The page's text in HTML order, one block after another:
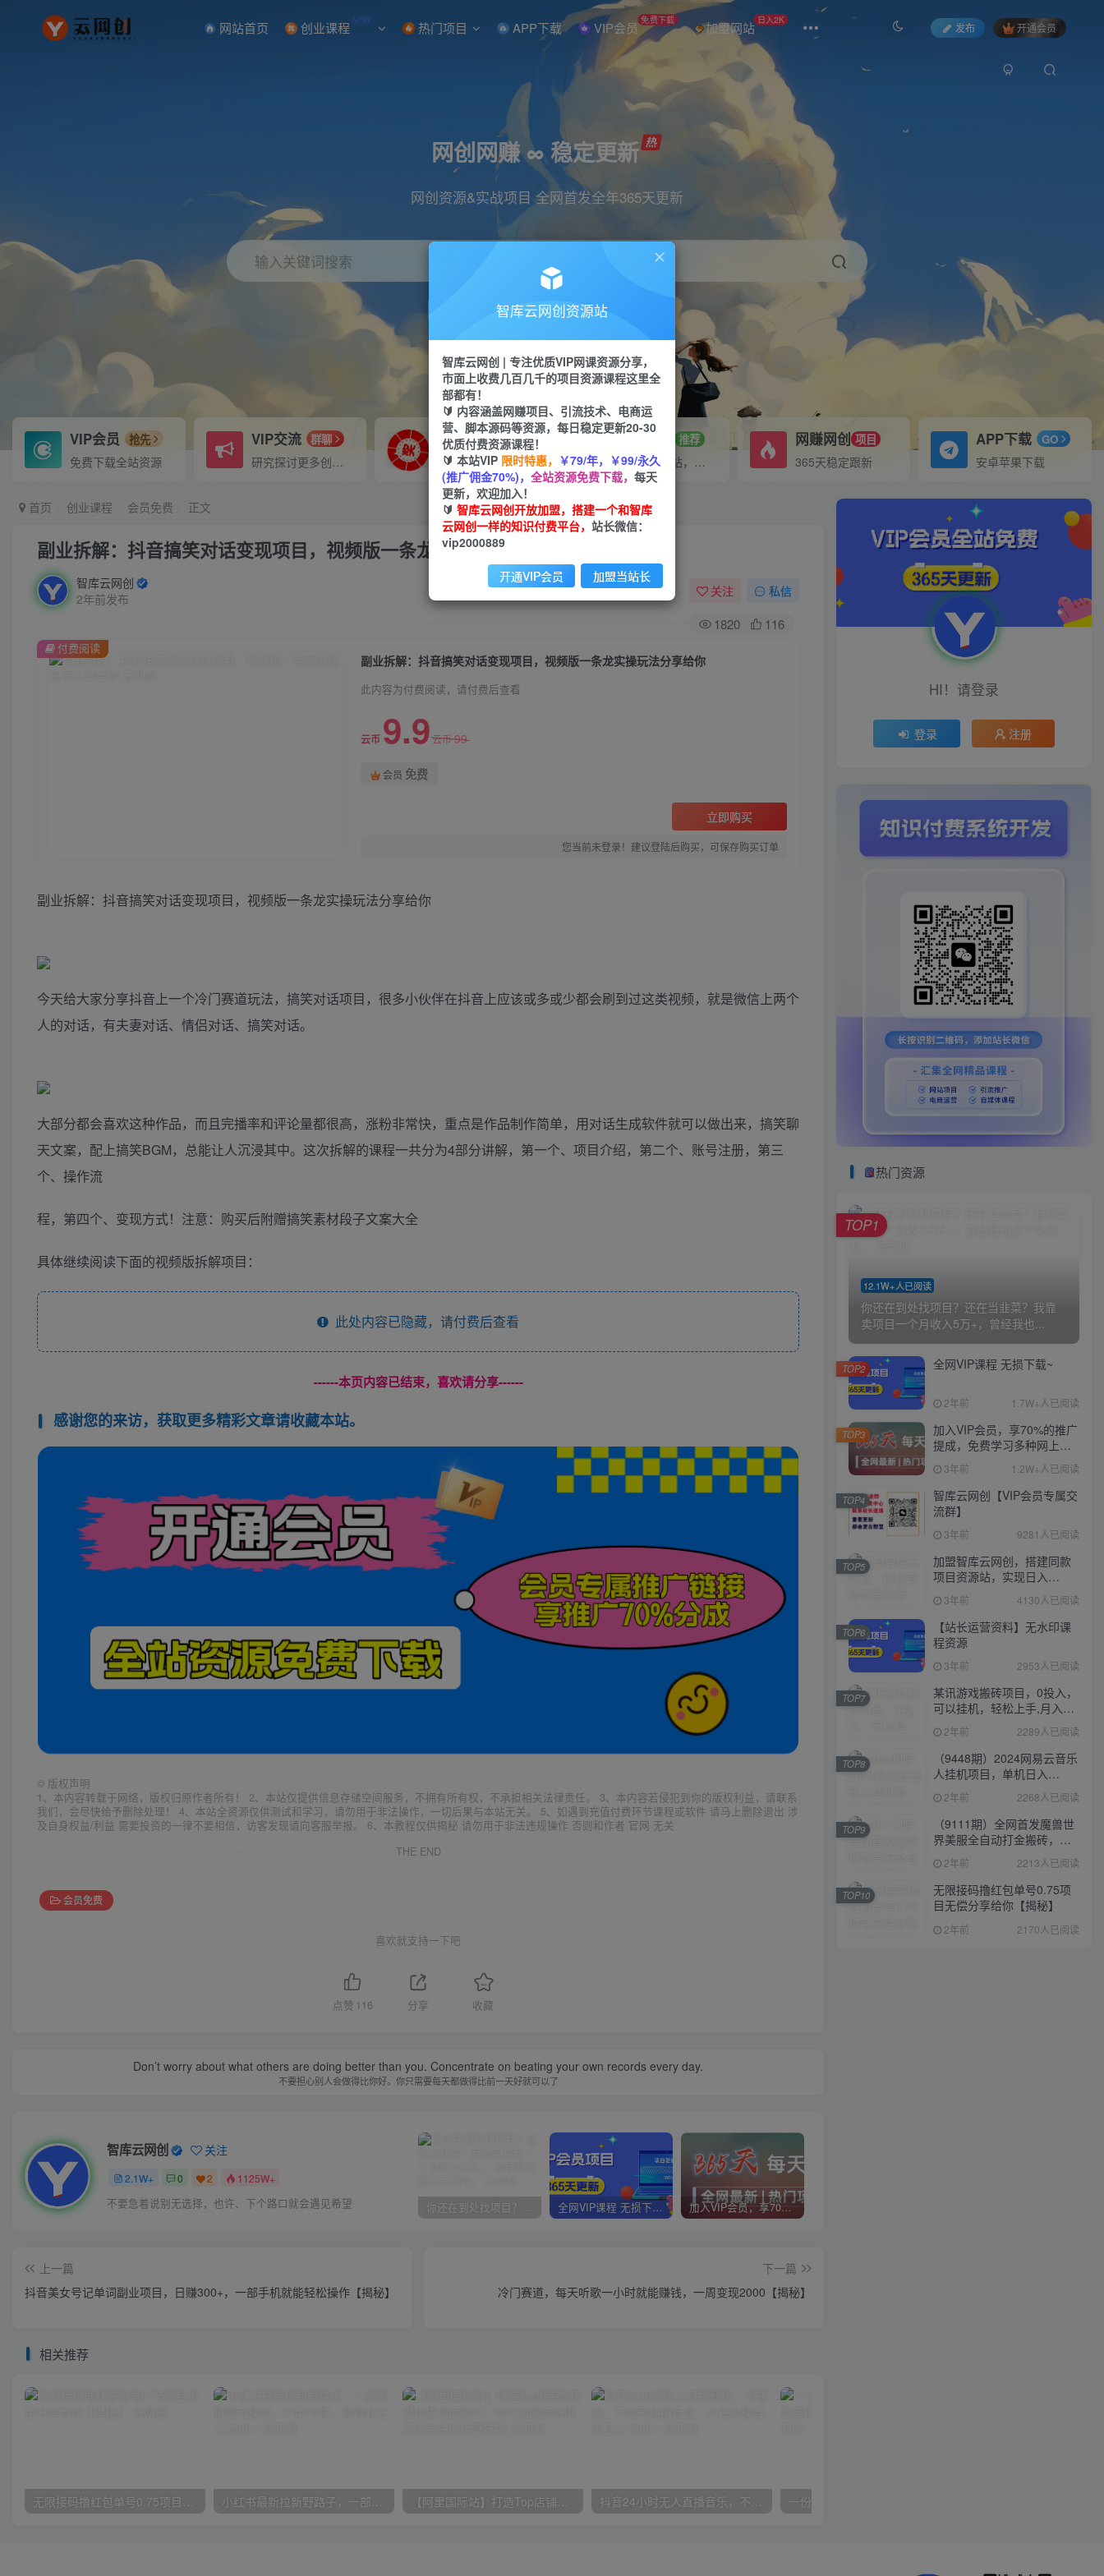
网站首页 创业课程 NEW 热门项目 APP下载 VIP会员 免费下载 加盟网站 日入2K
发布 开通会员
网创网赚 ∞ 稳定更新
网创资源&实战项目 全网首发全年365天更新
输入关键词搜索
直播 小红书 剪辑
VIP会员 抢先
免费下载全站资源
VIP交流 群聊
研究探讨更多创业项目路子。
VIP推广
70%分佣
会员专属推广链接
招募站长 推荐
搭建同款网站，自己当老板
网赚网创 项目
365天稳定跟新
APP下载 GO
安卓苹果下载
首页 创业课程 会员免费 正文
副业拆解：抖音搞笑对话变现项目，视频版一条龙实操玩法分享给你
智库云网创
2年前发布
关注 私信
1820 116
副业拆解：抖音搞笑对话变现项目，视频版一条龙实操玩法分享给你
此内容为付费阅读，请付费后查看
云币 9.9云币99
会员 免费
立即购买
您当前未登录！建议登陆后购买，可保存购买订单
付费阅读
副业拆解：抖音搞笑对话变现项目，视频版一条龙实操玩法分享给你
今天给大家分享抖音上一个冷门赛道玩法，搞笑对话项目，很多小伙伴在抖音上应该或多或少都会刷到过这类视频，就是微信上两个
人的对话，有夫妻对话、情侣对话、搞笑对话。
大部分都会喜欢这种作品，而且完播率和评论量都很高，涨粉非常快，重点是作品制作简单，用对话生成软件就可以做出来，搞笑聊
天文案，配上搞笑BGM，总能让人沉浸其中。这次拆解的课程一共分为4部分讲解，第一个、项目介绍，第二个、账号注册，第三
个、操作流
程，第四个、变现方式！注意：购买后附赠搞笑素材段子文案大全
具体继续阅读下面的视频版拆解项目：
此处内容已隐藏，请付费后查看
------本页内容已结束，喜欢请分享------
感谢您的来访，获取更多精彩文章请收藏本站。
© 版权声明
1、本内容转载于网络，版权归原作者所有！ 2、本站仅提供信息存储空间服务，不拥有所有权，不承担相关法律责任。 3、本内容若侵犯到你的版权利益，请联系
我们，会尽快给予删除处理！ 4、本站全资源仅供测试和学习，请勿用于非法操作，一切后果与本站无关。 5、如遇到充值付费环节课程或软件 请马上删除退出 涉
及自身权益/利益 需要投资的一律不要相信，访客发现请向客服举报。 6、本教程仅供揭秘 请勿用于非法违规操作 否则和作者 官网 无关
THE END
会员免费
喜欢就支持一下吧
点赞 116 分享 收藏
Don’t worry about what others are doing better than you. Concentrate on beating your own records every day.
不要担心别人会做得比你好。你只需要每天都做得比前一天好就可以了
智库云网创 关注
2.1W+ 0 2 1125W+
不要急着说别无选择，也许、下个路口就会遇见希望 你还在到处找项目？还在当韭菜？我靠卖项目一个月收入5万+，曾经我也是个失败者。 全网VIP课程 无损下载~ 加入VIP会员，享70%的推广提成，免费学习多种网上创业课程，菜鸟秒变大神！
上一篇
抖音美女号记单词副业项目，日赚300+，一部手机就能轻松操作【揭秘】
下一篇
冷门赛道，每天听歌一小时就能赚钱，一周变现2000【揭秘】
相关推荐
无限接码撸红包单号0.75项目无偿分享给你【揭秘】 小红书最新拉新野路子，一部手机即可操作，一单15块，做得好日入2000+ 【阿里国际站】打造Top店铺&获得优质询盘客户，​95%的国际站讲师不会说的运营技巧 抖音24小时无人直播音乐，不违规，不封号纯撸音浪，小白实操当天日入1000+
HI！请登录
登录 注册
热门资源
12.1W+人已阅读
你还在到处找项目？还在当韭菜？我靠
卖项目一个月收入5万+，曾经我也...
TOP1
全网VIP课程 无损下载~
2年前 1.7W+人已阅读
TOP2
加入VIP会员，享70%的推广
提成，免费学习多种网上创
业课程，菜鸟秒变大神！
3年前 1.2W+人已阅读
TOP3
智库云网创【VIP会员专属交
流群】
3年前 9281人已阅读
TOP4
加盟智库云网创，搭建同款
项目资源站，实现日入
2000+
3年前 4130人已阅读
TOP5
【站长运营资料】无水印课
程资源
3年前 2953人已阅读
TOP6
某讯游戏搬砖项目，0投入，
可以挂机，轻松上手,月入
3000+上不封顶
2年前 2289人已阅读
TOP7
（9448期）2024网易云音乐
人挂机项目，单机日入
150+，无脑月入5000+
2年前 2268人已阅读
TOP8
（9111期）全网首发魔兽世
界美服全自动打金搬砖，日
入1000+，简单好操作，保
姆级教学
2年前 2213人已阅读
TOP9
无限接码撸红包单号0.75项
目无偿分享给你【揭秘】
2年前 2170人已阅读
TOP10
智库云网创资源站
智库云网创 | 专注优质VIP网课资源分享，
市面上收费几百几千的项目资源课程这里全
部都有！
🔰 内容涵盖网赚项目、引流技术、电商运
营、脚本源码等资源，每日稳定更新20-30
优质付费资源课程！
🔰 本站VIP 限时特惠， ￥79/年，￥99/永久
(推广佣金70%)， 全站资源免费下载， 每天
更新，欢迎加入！
🔰 智库云网创开放加盟，搭建一个和智库
云网创一样的知识付费平台， 站长微信：
vip2000889
开通VIP会员 加盟当站长